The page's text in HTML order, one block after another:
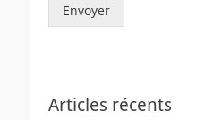
Envoyer
Articles récents